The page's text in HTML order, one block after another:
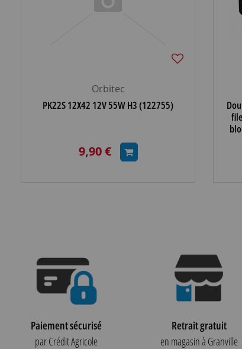
Orbitec
PK22S 12X42 12V 55W H3 (122755)
9,90 €
Paiement sécurisé
par Crédit Agricole
Retrait gratuit
en magasin à Granville